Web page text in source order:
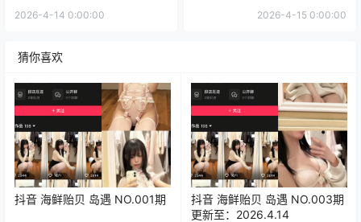
2026-4-14 0:00:00 2026-4-15 0:00:00
猜你喜欢
抖音 海鲜贻贝 岛遇 NO.001期
抖音 海鲜贻贝 岛遇 NO.003期
更新至：2026.4.14